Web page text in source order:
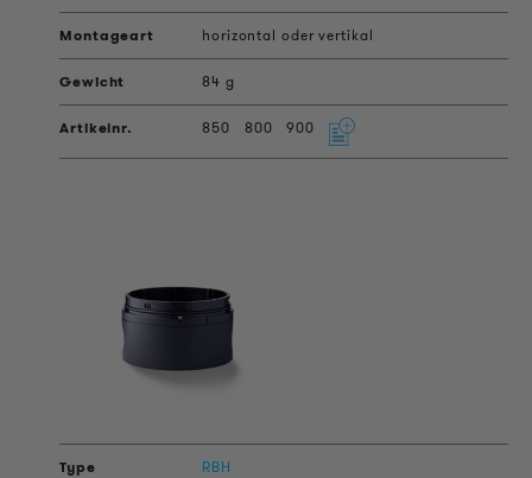
horizontal oder vertikal
84 g
850 800 900
RBH